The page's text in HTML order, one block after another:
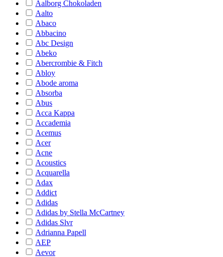
Aalborg Chokoladen
Aalto
Abaco
Abbacino
Abc Design
Abeko
Abercrombie & Fitch
Abloy
Abode aroma
Absorba
Abus
Acca Kappa
Accademia
Acemus
Acer
Acne
Acoustics
Acquarella
Adax
Addict
Adidas
Adidas by Stella McCartney
Adidas Slvr
Adrianna Papell
AEP
Aevor